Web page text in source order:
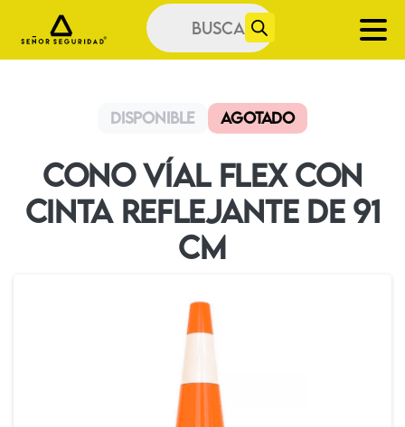
Búsqueda
de
productos
Disponible Agotado
Cono Víal Flex Con
Cinta Reflejante de 91
cm